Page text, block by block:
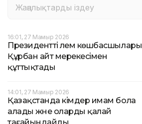
16:01, 27 Мамыр 2026
Президентті әлем көшбасшылары
Құрбан айт мерекесімен
құттықтады
14:01, 27 Мамыр 2026
Қазақстанда кімдер имам бола
алады және оларды қалай